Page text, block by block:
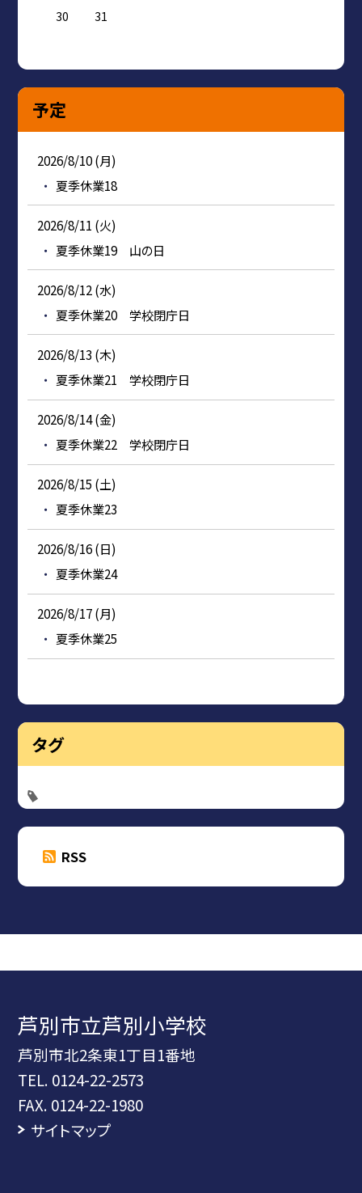
30
31
予定
2026/8/10 (月)
夏季休業18
2026/8/11 (火)
夏季休業19 山の日
2026/8/12 (水)
夏季休業20 学校閉庁日
2026/8/13 (木)
夏季休業21 学校閉庁日
2026/8/14 (金)
夏季休業22 学校閉庁日
2026/8/15 (土)
夏季休業23
2026/8/16 (日)
夏季休業24
2026/8/17 (月)
夏季休業25
タグ
RSS
芦別市立芦別小学校
芦別市北2条東1丁目1番地
TEL. 0124-22-2573
FAX. 0124-22-1980
サイトマップ